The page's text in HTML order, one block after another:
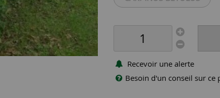
Recevoir une alerte
Besoin d'un conseil sur ce